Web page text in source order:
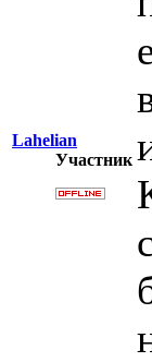
Lahelian
Участник